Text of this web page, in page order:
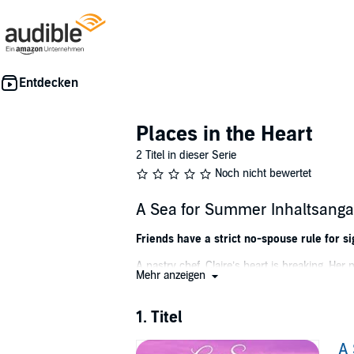
Places in the Heart
2 Titel in dieser Serie
Noch nicht bewertet
A Sea for Summer
Friends have a strict no-spouse rule for
A pastry chef, Claire’s heart is breaking.
weekend to bring a husband and wife back
A numbers guy, Peter understands he’s
division between him and his wife has
and rebuilding their life together, he’ll get
Mehr anzeigen
1. Titel
A